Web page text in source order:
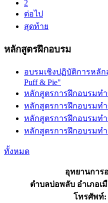
2
ต่อไป
สุดท้าย
หลักสูตรฝึกอบรม
อบรมเชิงปฏิบัติการหลัก
Puff & Pie"
หลักสูตรการฝึกอบรมท
หลักสูตรการฝึกอบรมท
หลักสูตรการฝึกอบรมท
หลักสูตรการฝึกอบรมทำ
ทั้งหมด
อุทยานกา
ตำบลบ่อพลับ อำเภอเ
โทรศัพท์: